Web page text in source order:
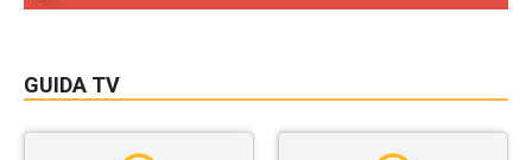
GUIDA TV